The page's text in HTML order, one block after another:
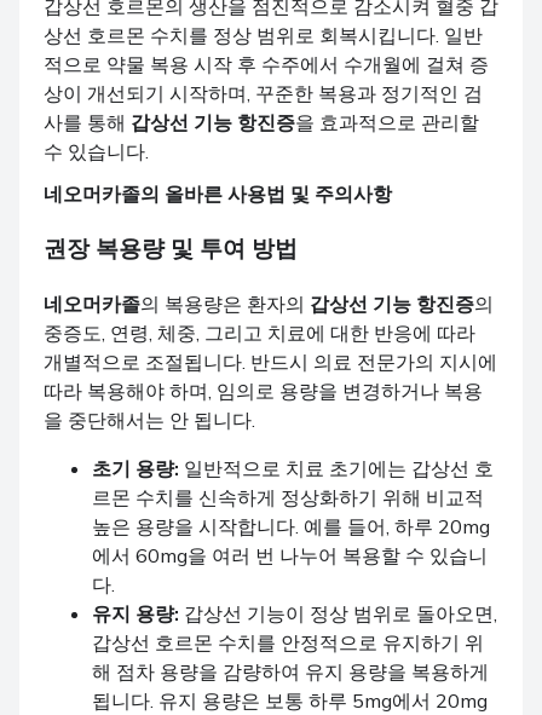
갑상선 호르몬의 생산을 점진적으로 감소시켜 혈중 갑
상선 호르몬 수치를 정상 범위로 회복시킵니다. 일반
적으로 약물 복용 시작 후 수주에서 수개월에 걸쳐 증
상이 개선되기 시작하며, 꾸준한 복용과 정기적인 검
사를 통해 갑상선 기능 항진증을 효과적으로 관리할
수 있습니다.
네오머카졸의 올바른 사용법 및 주의사항
권장 복용량 및 투여 방법
네오머카졸의 복용량은 환자의 갑상선 기능 항진증의
중증도, 연령, 체중, 그리고 치료에 대한 반응에 따라
개별적으로 조절됩니다. 반드시 의료 전문가의 지시에
따라 복용해야 하며, 임의로 용량을 변경하거나 복용
을 중단해서는 안 됩니다.
초기 용량: 일반적으로 치료 초기에는 갑상선 호
르몬 수치를 신속하게 정상화하기 위해 비교적
높은 용량을 시작합니다. 예를 들어, 하루 20mg
에서 60mg을 여러 번 나누어 복용할 수 있습니
다.
유지 용량: 갑상선 기능이 정상 범위로 돌아오면,
갑상선 호르몬 수치를 안정적으로 유지하기 위
해 점차 용량을 감량하여 유지 용량을 복용하게
됩니다. 유지 용량은 보통 하루 5mg에서 20mg